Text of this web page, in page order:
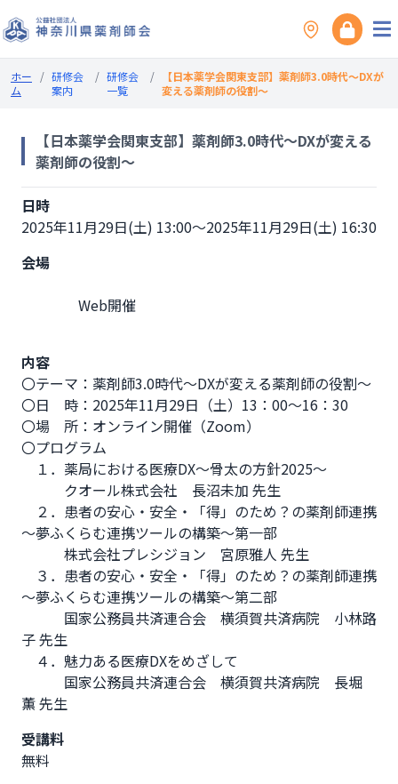
ホー
ム
/ 研修会
案内
/ 研修会
一覧
/
【日本薬学会関東支部】薬剤師3.0時代～DXが
変える薬剤師の役割～
【日本薬学会関東支部】薬剤師3.0時代～DXが変える
薬剤師の役割～
日時
2025年11月29日(土) 13:00～2025年11月29日(土) 16:30
会場
内容
〇テーマ：薬剤師3.0時代～DXが変える薬剤師の役割～
〇日　時：2025年11月29日（土）13：00～16：30
〇場　所：オンライン開催（Zoom）
〇プログラム
１．薬局における医療DX～骨太の方針2025～
クオール株式会社　長沼未加 先生
２．患者の安心・安全・「得」のため？の薬剤師連携
～夢ふくらむ連携ツールの構築～第一部
株式会社プレシジョン　宮原雅人 先生
３．患者の安心・安全・「得」のため？の薬剤師連携
～夢ふくらむ連携ツールの構築～第二部
国家公務員共済連合会　横須賀共済病院　小林路
子 先生
４．魅力ある医療DXをめざして
国家公務員共済連合会　横須賀共済病院　長堀
薫 先生
受講料
無料